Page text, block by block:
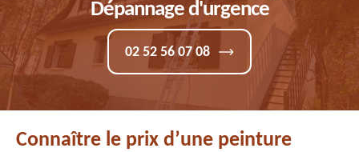
Dépannage d'urgence
02 52 56 07 08
Connaître le prix d’une peinture